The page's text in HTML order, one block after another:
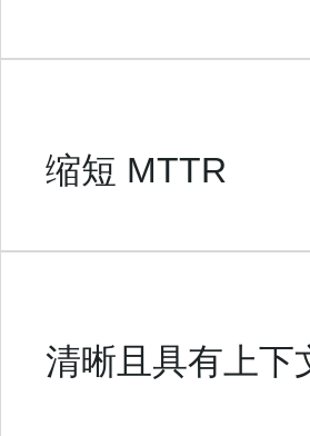
缩短 MTTR
清晰且具有上下